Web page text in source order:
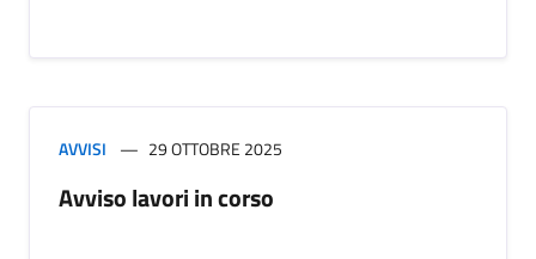
AVVISI 29 OTTOBRE 2025
Avviso lavori in corso